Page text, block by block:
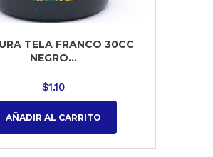
TELA FRANCO 30CC
NEGRO...
$1.10
AÑADIR AL CARRITO